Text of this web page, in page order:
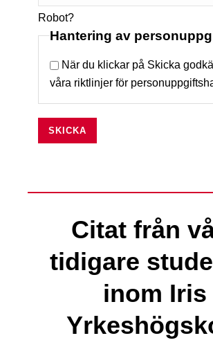
Robot?
Hantering av
När du klickar på Skicka
våra riktlinjer för
SKICKA
Citat från
tidigare
inom Iris